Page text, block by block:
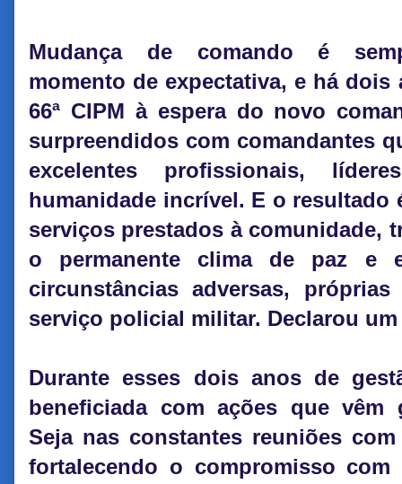
Mudança de comando é
momento de expectativa, e há
66ª CIPM à espera do novo
surpreendidos com comandantes
excelentes profissionais,
humanidade incrível. E o resultado
serviços prestados à comunidade,
o permanente clima de paz e
circunstâncias adversas,
serviço policial militar. Declarou
Durante esses dois anos de
beneficiada com ações que vêm
Seja nas constantes reuniões
fortalecendo o compromisso